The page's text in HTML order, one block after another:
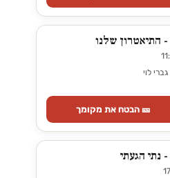
התיאטרון שלנו
לוי
🎫 הבטח את מקומך
נתי הגעתי